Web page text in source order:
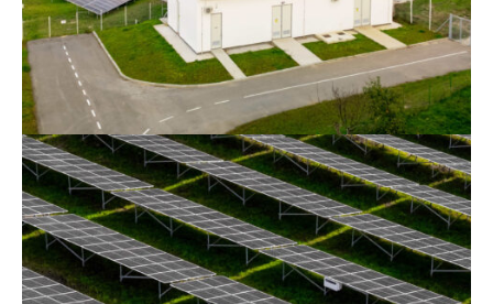
kompanijomkoja se izdvaja.